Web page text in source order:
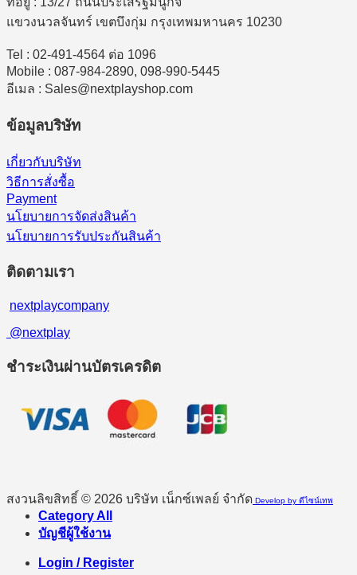
แขวงนวลจันทร์ เขตบึงกุ่ม กรุงเทพมหานคร 10230
Tel : 02-491-4564 ต่อ 1096
Mobile : 087-984-2890, 098-990-5445
อีเมล : Sales@nextplayshop.com
ข้อมูลบริษัท
เกี่ยวกับบริษัท
วิธีการสั่งซื้อ
Payment
นโยบายการจัดส่งสินค้า
นโยบายการรับประกันสินค้า
ติดตามเรา
nextplaycompany
@nextplay
ชำระเงินผ่านบัตรเครดิต
สงวนลิขสิทธิ์ © 2026 บริษัท เน็กซ์เพลย์ จำกัด Develop by ดีไซน์เทพ
Category All
บัญชีผู้ใช้งาน
Login / Register